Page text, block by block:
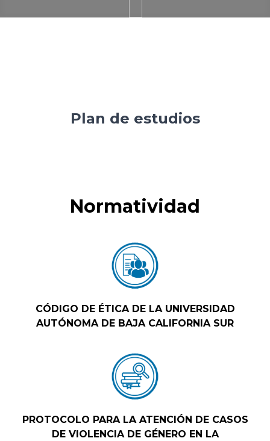
Plan de estudios
Normatividad
CÓDIGO DE ÉTICA DE LA UNIVERSIDAD
AUTÓNOMA DE BAJA CALIFORNIA SUR
PROTOCOLO PARA LA ATENCIÓN DE CASOS
DE VIOLENCIA DE GÉNERO EN LA